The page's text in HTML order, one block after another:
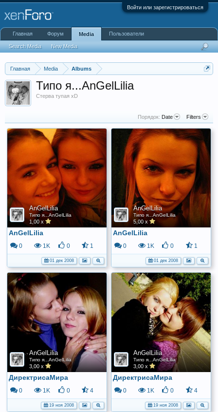
Войти или зарегистрироваться
Главная Media Albums
Типо я...AnGelLilia
Стерва тупая xD
Порядок: Date Filters
AnGelLilia
Типо я...AnGelLilia
1,00 x
AnGelLilia
0 1K 0 1
01 дек 2008
AnGelLilia
Типо я...AnGelLilia
5,00 x
AnGelLilia
0 1K 0 1
01 дек 2008
AnGelLilia
Типо я...AnGelLilia
3,00 x
ДиректрисаМира
0 1K 0 4
19 ноя 2008
AnGelLilia
Типо я...AnGelLilia
3,00 x
ДиректрисаМира
0 1K 0 4
19 ноя 2008
Главная Форум Media
Search Media New Media
Пользователи